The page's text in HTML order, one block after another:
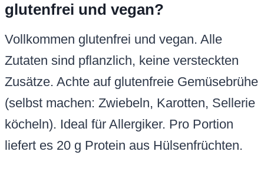
glutenfrei und vegan?
Vollkommen glutenfrei und vegan. Alle
Zutaten sind pflanzlich, keine versteckten
Zusätze. Achte auf glutenfreie Gemüsebrühe
(selbst machen: Zwiebeln, Karotten, Sellerie
köcheln). Ideal für Allergiker. Pro Portion
liefert es 20 g Protein aus Hülsenfrüchten.